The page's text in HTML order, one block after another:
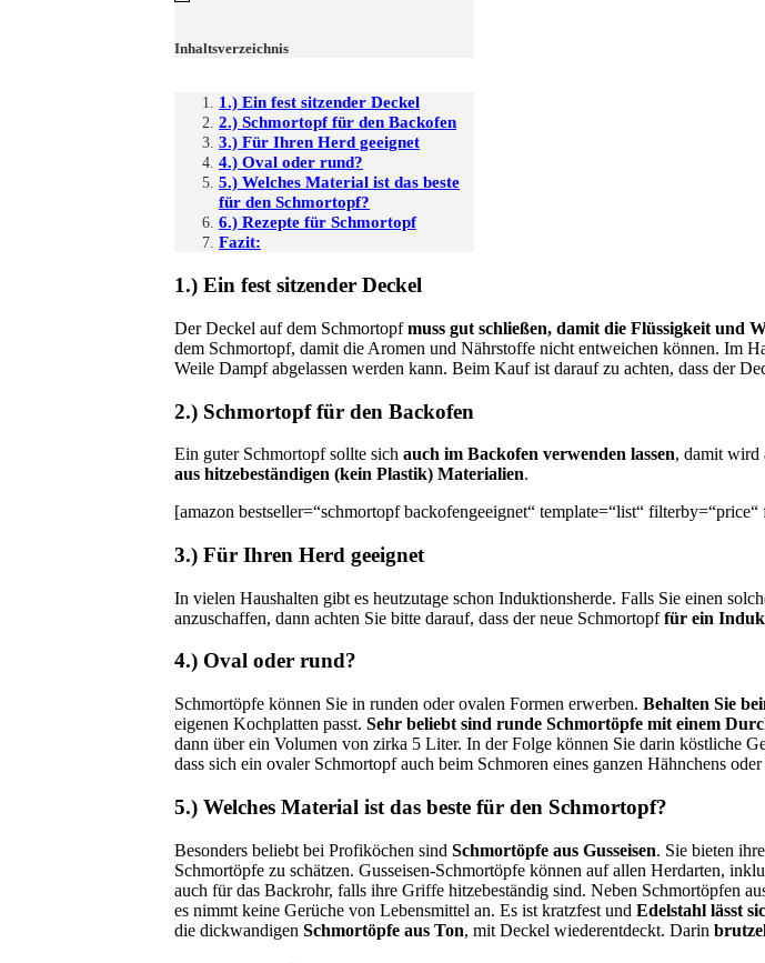
Inhaltsverzeichnis
1.) Ein fest sitzender Deckel
2.) Schmortopf für den Backofen
3.) Für Ihren Herd geeignet
4.) Oval oder rund?
5.) Welches Material ist das beste
für den Schmortopf?
6.) Rezepte für Schmortopf
Fazit:
1.) Ein fest sitzender Deckel
Der Deckel auf dem Schmortopfmuss gut schließen, damit die Flüssigkeit und
dem Schmortopf, damit die Aromen und Nährstoffe nicht entweichen können. Im
Weile Dampf abgelassen werden kann. Beim Kauf ist darauf zu achten, dass der
2.) Schmortopf für den Backofen
Ein guter Schmortopf sollte sich auch im Backofen verwenden lassen, damit wird
aus hitzebeständigen (kein Plastik) Materialien.
[amazon bestseller=“schmortopf backofengeeignet“ template=“list“
3.) Für Ihren Herd geeignet
In vielen Haushalten gibt es heutzutage schon Induktionsherde. Falls Sie einen
anzuschaffen, dann achten Sie bitte darauf, dass der neue Schmortopffür ein
4.) Oval oder rund?
Schmortöpfe können Sie in runden oder ovalen Formen erwerben. Behalten Sie
eigenen Kochplatten passt. Sehr beliebt sind runde Schmortöpfe mit einem
dann über ein Volumen von zirka 5 Liter. In der Folge können Sie darin köstliche
dass sich ein ovaler Schmortopf auch beim Schmoren eines ganzen Hähnchens
5.) Welches Material ist das beste für den Schmortopf?
Besonders beliebt bei Profiköchen sind Schmortöpfe aus Gusseisen. Sie bieten
Schmortöpfe zu schätzen. Gusseisen-Schmortöpfe können auf allen Herdarten,
auch für das Backrohr, falls ihre Griffe hitzebeständig sind. Neben Schmortöpfen
es nimmt keine Gerüche von Lebensmittel an. Es ist kratzfest und Edelstahl lässt
die dickwandigen Schmortöpfe aus Ton, mit Deckel wiederentdeckt. Darin